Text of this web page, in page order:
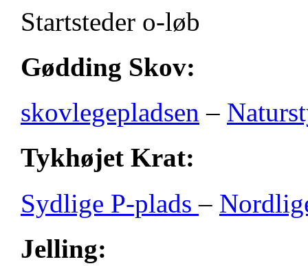
Startsteder o-løb
Gødding Skov:
skovlegepladsen –
Tykhøjet Krat:
Sydlige P-plads–
Jelling: